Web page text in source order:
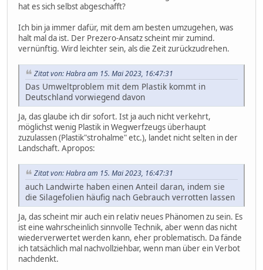
hat es sich selbst abgeschafft?
Ich bin ja immer dafür, mit dem am besten umzugehen, was
halt mal da ist. Der Prezero-Ansatz scheint mir zumind.
vernünftig. Wird leichter sein, als die Zeit zurückzudrehen.
Zitat von: Habra am 15. Mai 2023, 16:47:31
Das Umweltproblem mit dem Plastik kommt in
Deutschland vorwiegend davon
Ja, das glaube ich dir sofort. Ist ja auch nicht verkehrt,
möglichst wenig Plastik in Wegwerfzeugs überhaupt
zuzulassen (Plastik"strohalme" etc.), landet nicht selten in der
Landschaft. Apropos:
Zitat von: Habra am 15. Mai 2023, 16:47:31
auch Landwirte haben einen Anteil daran, indem sie
die Silagefolien häufig nach Gebrauch verrotten lassen
Ja, das scheint mir auch ein relativ neues Phänomen zu sein. Es
ist eine wahrscheinlich sinnvolle Technik, aber wenn das nicht
wiederverwertet werden kann, eher problematisch. Da fände
ich tatsächlich mal nachvollziehbar, wenn man über ein Verbot
nachdenkt.